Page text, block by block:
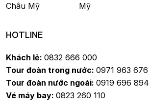
Châu Mỹ
Mỹ
HOTLINE
Khách lẻ: 0832 666 000
Tour đoàn trong nước: 0971 963 676
Tour đoàn nước ngoài: 0919 696 894
Vé máy bay: 0823 260 110